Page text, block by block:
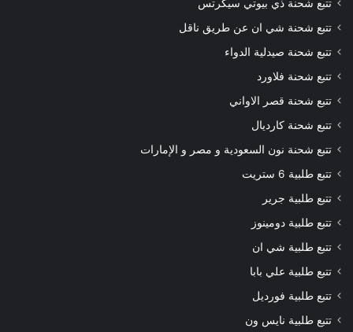
تتبع شحنة ذي بيوتي سيكرتس
تتبع شحنة شي ان عن طريق ناقل
تتبع شحنة صيدلية الدواء
تتبع شحنة فلاورد
تتبع شحنة قصر الاواني
تتبع شحنة كارديال
تتبع شحنة نون السعودية و مصر و الإمارات
تتبع طلبية 6 ستريت
تتبع طلبية جرير
تتبع طلبية دومينوز
تتبع طلبية شي ان
تتبع طلبية علي بابا
تتبع طلبية فورديل
تتبع طلبية نايس ون